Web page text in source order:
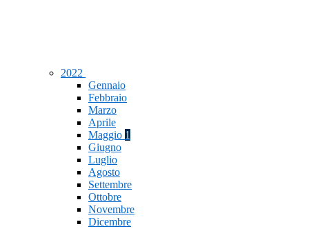
2022
Gennaio
Febbraio
Marzo
Aprile
Maggio 1
Giugno
Luglio
Agosto
Settembre
Ottobre
Novembre
Dicembre